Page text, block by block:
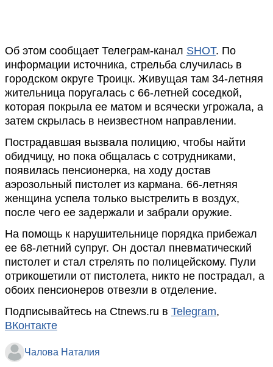
Об этом сообщает Телеграм-канал SHOT. По
информации источника, стрельба случилась в
городском округе Троицк. Живущая там 34-летняя
жительница поругалась с 66-летней соседкой,
которая покрыла ее матом и всячески угрожала, а
затем скрылась в неизвестном направлении.
Пострадавшая вызвала полицию, чтобы найти
обидчицу, но пока общалась с сотрудниками,
появилась пенсионерка, на ходу достав
аэрозольный пистолет из кармана. 66-летняя
женщина успела только выстрелить в воздух,
после чего ее задержали и забрали оружие.
На помощь к нарушительнице порядка прибежал
ее 68-летний супруг. Он достал пневматический
пистолет и стал стрелять по полицейскому. Пули
отрикошетили от пистолета, никто не пострадал, а
обоих пенсионеров отвезли в отделение.
Подписывайтесь на Ctnews.ru в Telegram,
ВКонтакте
Чалова Наталия